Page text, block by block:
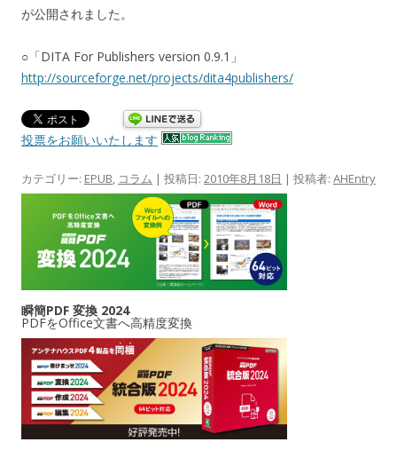
が公開されました。
○「DITA For Publishers version 0.9.1」
http://sourceforge.net/projects/dita4publishers/
投票をお願いいたします
カテゴリー: EPUB, コラム | 投稿日: 2010年8月18日 | 投稿者: AHEntry
瞬簡PDF 変換 2024
PDFをOffice文書へ高精度変換